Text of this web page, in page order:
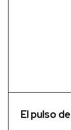
El pulso